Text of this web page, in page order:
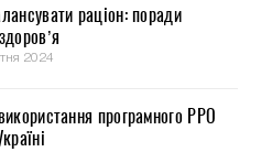
раціон: поради
2024
програмного РРО